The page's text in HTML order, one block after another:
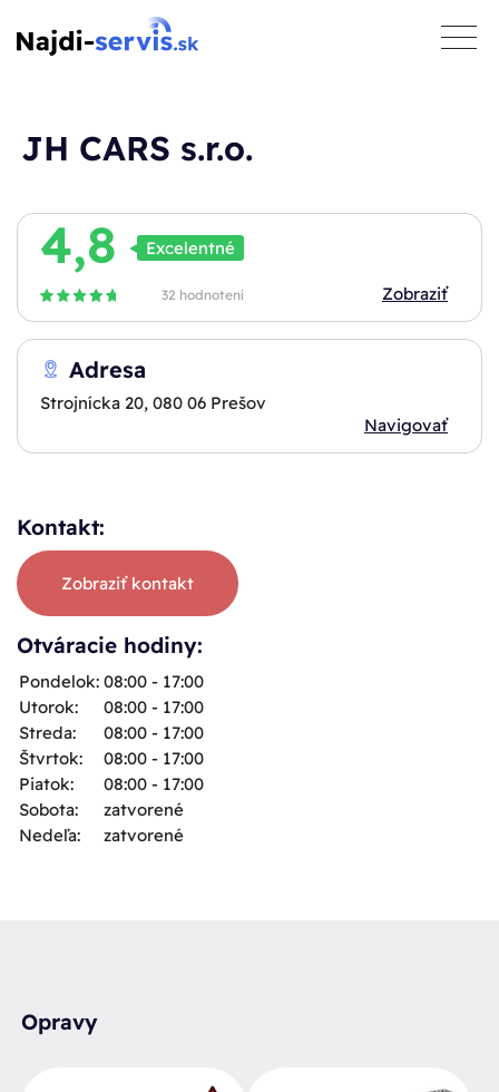
toggle
JH CARS s.r.o.
4,8 Excelentné
32 hodnotení Zobraziť
Adresa
Strojnícka 20, 080 06 Prešov
Navigovať
Kontakt:
Zobraziť kontakt
Otváracie hodiny:
Pondelok: 08:00 - 17:00
Utorok:
08:00 - 17:00
Streda:
08:00 - 17:00
Štvrtok:
08:00 - 17:00
Piatok:
08:00 - 17:00
Sobota:
zatvorené
Nedeľa:
zatvorené
Opravy